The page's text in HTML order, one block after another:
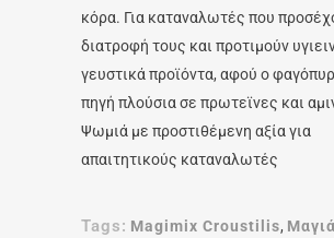
κόρα. Για καταναλωτές που
διατροφή τους και προτιμούν
γευστικά προϊόντα, αφού ο
πηγή πλούσια σε πρωτεϊνες και
Ψωμιά με προστιθέμενη αξία για
απαιτητικούς καταναλωτές
Tags: Magimix Croustilis,